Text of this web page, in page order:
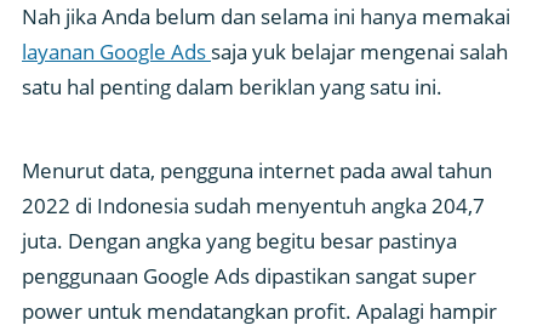
Nah jika Anda belum dan selama ini hanya memakai
layanan Google Ads saja yuk belajar mengenai salah
satu hal penting dalam beriklan yang satu ini.
Menurut data, pengguna internet pada awal tahun
2022 di Indonesia sudah menyentuh angka 204,7
juta. Dengan angka yang begitu besar pastinya
penggunaan Google Ads dipastikan sangat super
power untuk mendatangkan profit. Apalagi hampir